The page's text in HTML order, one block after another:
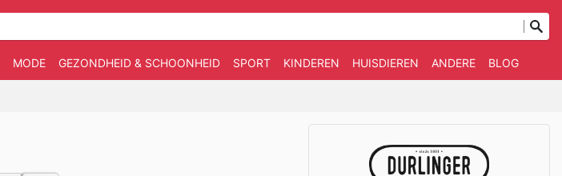
MODE GEZONDHEID & SCHOONHEID SPORT KINDEREN HUISDIEREN ANDERE BLOG